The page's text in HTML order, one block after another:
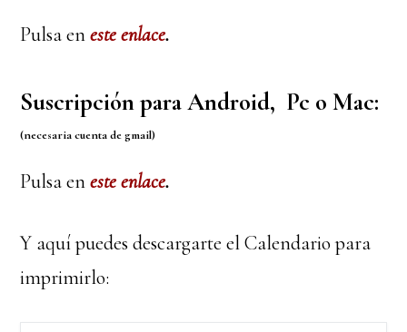
Pulsa eneste enlace.
Suscripción para Android, Pc o Mac:
(necesaria cuenta de gmail)
Pulsa eneste enlace.
Y aquí puedes descargarte el Calendario para
imprimirlo: